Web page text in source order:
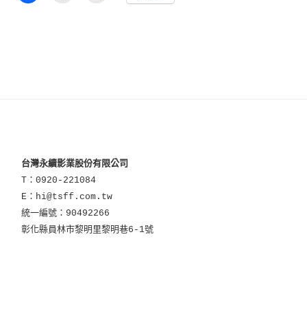
台灣永續影業股份有限公司
T：0920-221084
E：hi@tsff.com.tw
統一編號：90492266
彰化縣員林市黎明里黎明巷6-1號